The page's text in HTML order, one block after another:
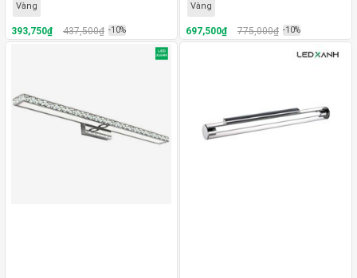
Vàng
393,750₫ 437,500₫ -10%
Vàng
697,500₫ 775,000₫ -10%